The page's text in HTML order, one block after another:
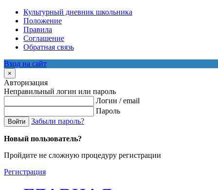
Культурный дневник школьника
Положение
Правила
Соглашение
Обратная связь
Вход на сайт
×
Авторизация
Неправильный логин или пароль
Логин / email
Пароль
Войти Забыли пароль?
Новый пользователь?
Пройдите не сложную процедуру регистрации
Регистрация